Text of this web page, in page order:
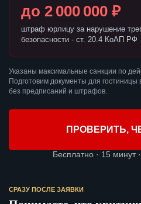
до 2 000 000 ₽
штраф юрлицу за нарушение
безопасности - ст. 20.4 КоАП РФ
Указаны максимальные санкции по
Подготовим документы для
без предписаний и штрафов.
ПРОВЕРИТЬ,
Бесплатно · 15 минут
СРАЗУ ПОСЛЕ ЗАЯВКИ